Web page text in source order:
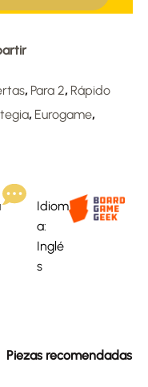
, Para 2, Rápido
, Eurogame,
Idiom
a:
Inglé
s
Piezas recomendadas